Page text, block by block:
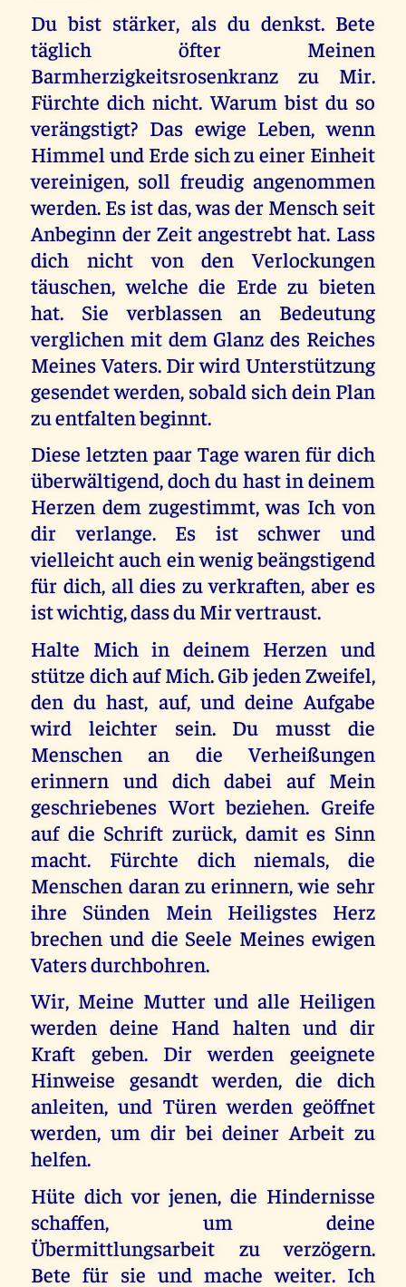
Du bist stärker, als du denkst. Bete
täglich öfter Meinen
Barmherzigkeitsrosenkranz zu Mir.
Fürchte dich nicht. Warum bist du so
verängstigt? Das ewige Leben, wenn
Himmel und Erde sich zu einer Einheit
vereinigen, soll freudig angenommen
werden. Es ist das, was der Mensch seit
Anbeginn der Zeit angestrebt hat. Lass
dich nicht von den Verlockungen
täuschen, welche die Erde zu bieten
hat. Sie verblassen an Bedeutung
verglichen mit dem Glanz des Reiches
Meines Vaters. Dir wird Unterstützung
gesendet werden, sobald sich dein Plan
zu entfalten beginnt.
Diese letzten paar Tage waren für dich
überwältigend, doch du hast in deinem
Herzen dem zugestimmt, was Ich von
dir verlange. Es ist schwer und
vielleicht auch ein wenig beängstigend
für dich, all dies zu verkraften, aber es
ist wichtig, dass du Mir vertraust.
Halte Mich in deinem Herzen und
stütze dich auf Mich. Gib jeden Zweifel,
den du hast, auf, und deine Aufgabe
wird leichter sein. Du musst die
Menschen an die Verheißungen
erinnern und dich dabei auf Mein
geschriebenes Wort beziehen. Greife
auf die Schrift zurück, damit es Sinn
macht. Fürchte dich niemals, die
Menschen daran zu erinnern, wie sehr
ihre Sünden Mein Heiligstes Herz
brechen und die Seele Meines ewigen
Vaters durchbohren.
Wir, Meine Mutter und alle Heiligen
werden deine Hand halten und dir
Kraft geben. Dir werden geeignete
Hinweise gesandt werden, die dich
anleiten, und Türen werden geöffnet
werden, um dir bei deiner Arbeit zu
helfen.
Hüte dich vor jenen, die Hindernisse
schaffen, um deine
Übermittlungsarbeit zu verzögern.
Bete für sie und mache weiter. Ich